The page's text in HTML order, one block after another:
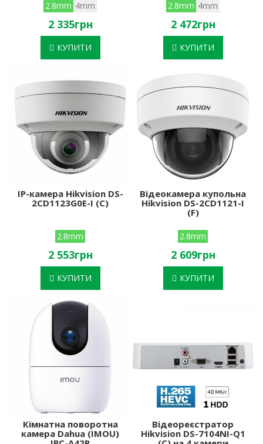
2.8mm 4mm
2 335грн
КУПИТИ
2.8mm 4mm
2 472грн
КУПИТИ
IP-камера Hikvision DS-
2CD1123G0E-I (C)
2.8mm
2 553грн
КУПИТИ
Відеокамера купольна
Hikvision DS-2CD1121-I
(F)
2.8mm
2 609грн
КУПИТИ
Кімнатна поворотна
камера Dahua (IMOU)
Відеореєстратор
Hikvision DS-7104NI-Q1